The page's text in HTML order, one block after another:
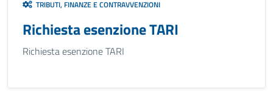
TRIBUTI, FINANZE E CONTRAVVENZIONI
Richiesta esenzione TARI
Richiesta esenzione TARI